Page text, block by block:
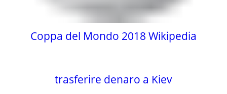
Coppa del Mondo 2018 Wikipedia
trasferire denaro a Kiev